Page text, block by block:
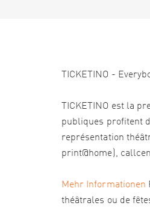
TICKETINO -
TICKETINO est la
publiques profitent
représentation
print@home),
Mehr Informationen
théâtrales ou de